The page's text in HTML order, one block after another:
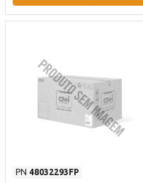
PN 48032293FP